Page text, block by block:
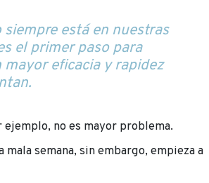
está en nuestras
el primer paso para
eficacia y rapidez
ejemplo, no es mayor problema.
mala semana, sin embargo, empieza a